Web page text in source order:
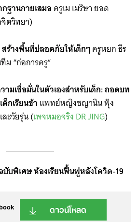
กฐานกายเสมอ ครูเม เมริษา ยอด
ตวิทยา)
สร้างพื้นที่ปลอดภัยให้เด็กๆ ครูหยก ธีร
“ก่อการครู”
มเชื่อมั่นในตัวเองสำหรับเด็ก: ถอดบท
กเรียนช้า แพทย์หญิงชญานิน ฟุ้ง
ะวัยรุ่น (เพจหมอจริง DR JING)
บับพิเศษ ห้องเรียนฟื้นฟูหลังโควิด-19
ดาวน์โหลด